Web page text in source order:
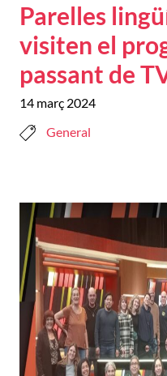
Parelles
visiten el
passant de
14 març 2024
General